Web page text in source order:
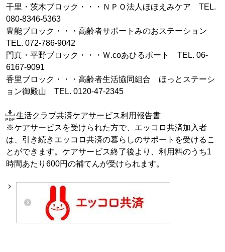
千里・茨木ブロック・・・ＮＰＯ法人ほほえみケア TEL.
080-8346-5363
豊能ブロック・・・高齢者サポートみのおステーション
TEL. 072-786-9042
門真・平野ブロック・・・Ｗ.coあひるポート TEL. 06-
6167-9091
香里ブロック・・・高齢者生活協同組合 ほっとステーシ
ョン御殿山 TEL. 0120-47-2345
生活クラブ共済ケアサービス利用報告書
※ケアサービスを受けられた方で、エッコロ共済加入者
は、引き続きエッコロ共済の暮らしのサポートを受けるこ
とができます。ケアサービス終了後より、利用料のうち1
時間あたり600円の補てんが受けられます。